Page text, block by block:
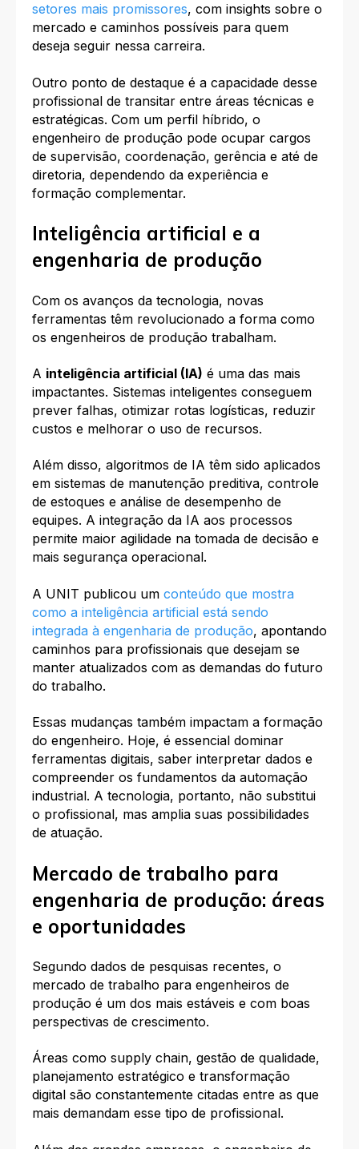
setores mais promissores, com insights sobre o
mercado e caminhos possíveis para quem
deseja seguir nessa carreira.
Outro ponto de destaque é a capacidade desse
profissional de transitar entre áreas técnicas e
estratégicas. Com um perfil híbrido, o
engenheiro de produção pode ocupar cargos
de supervisão, coordenação, gerência e até de
diretoria, dependendo da experiência e
formação complementar.
Inteligência artificial e a
engenharia de produção
Com os avanços da tecnologia, novas
ferramentas têm revolucionado a forma como
os engenheiros de produção trabalham.
A inteligência artificial (IA) é uma das mais
impactantes. Sistemas inteligentes conseguem
prever falhas, otimizar rotas logísticas, reduzir
custos e melhorar o uso de recursos.
Além disso, algoritmos de IA têm sido aplicados
em sistemas de manutenção preditiva, controle
de estoques e análise de desempenho de
equipes. A integração da IA aos processos
permite maior agilidade na tomada de decisão e
mais segurança operacional.
A UNIT publicou um conteúdo que mostra
como a inteligência artificial está sendo
integrada à engenharia de produção, apontando
caminhos para profissionais que desejam se
manter atualizados com as demandas do futuro
do trabalho.
Essas mudanças também impactam a formação
do engenheiro. Hoje, é essencial dominar
ferramentas digitais, saber interpretar dados e
compreender os fundamentos da automação
industrial. A tecnologia, portanto, não substitui
o profissional, mas amplia suas possibilidades
de atuação.
Mercado de trabalho para
engenharia de produção: áreas
e oportunidades
Segundo dados de pesquisas recentes, o
mercado de trabalho para engenheiros de
produção é um dos mais estáveis e com boas
perspectivas de crescimento.
Áreas como supply chain, gestão de qualidade,
planejamento estratégico e transformação
digital são constantemente citadas entre as que
mais demandam esse tipo de profissional.